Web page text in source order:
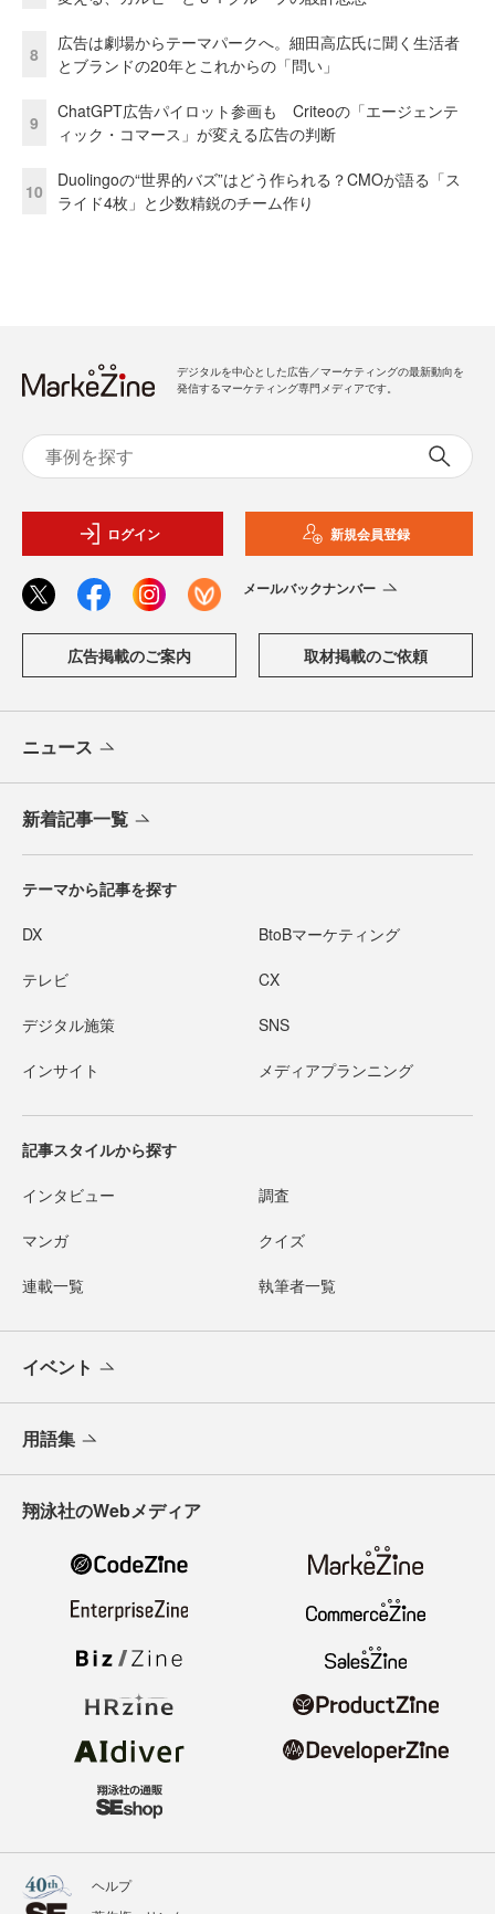
8
広告は劇場からテーマパークへ。細田高広氏に聞く生活者
とブランドの20年とこれからの「問い」
9
ChatGPT広告パイロット参画も Criteoの「エージェンテ
ィック・コマース」が変える広告の判断
10
Duolingoの“世界的バズ”はどう作られる？CMOが語る「ス
ライド4枚」と少数精鋭のチーム作り
デジタルを中心とした広告／マーケティングの最新動向を
発信するマーケティング専門メディアです。
ログイン 新規会員登録
メールバックナンバー
広告掲載のご案内 取材掲載のご依頼
ニュース
新着記事一覧
テーマから記事を探す
DX BtoBマーケティング
テレビ CX
デジタル施策 SNS
インサイト メディアプランニング
記事スタイルから探す
インタビュー 調査
マンガ クイズ
連載一覧 執筆者一覧
イベント
用語集
翔泳社のWebメディア
ヘルプ